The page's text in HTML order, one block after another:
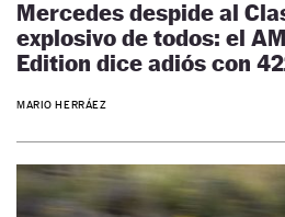
Mercedes despide al
explosivo de todos: el
Edition dice adiós con
MARIO HERRÁEZ